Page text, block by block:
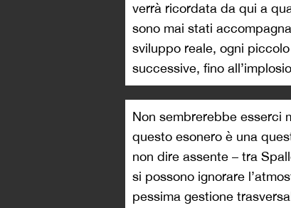
verrà ricordata da qui a
sono mai stati
sviluppo reale, ogni
successive, fino
Non sembrerebbe esserci
questo esonero è una
non dire assente – tra
si possono ignorare
pessima gestione